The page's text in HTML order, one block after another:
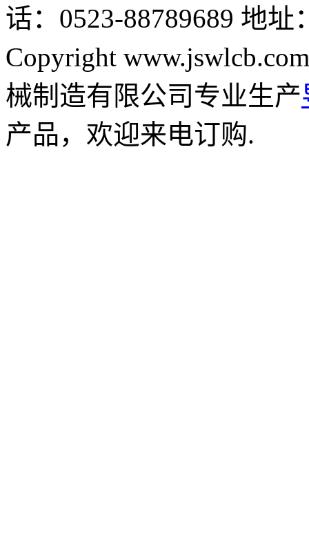
话：0523-88789689 地址
Copyright
械制造有限公司专业生产
产品，欢迎来电订购.